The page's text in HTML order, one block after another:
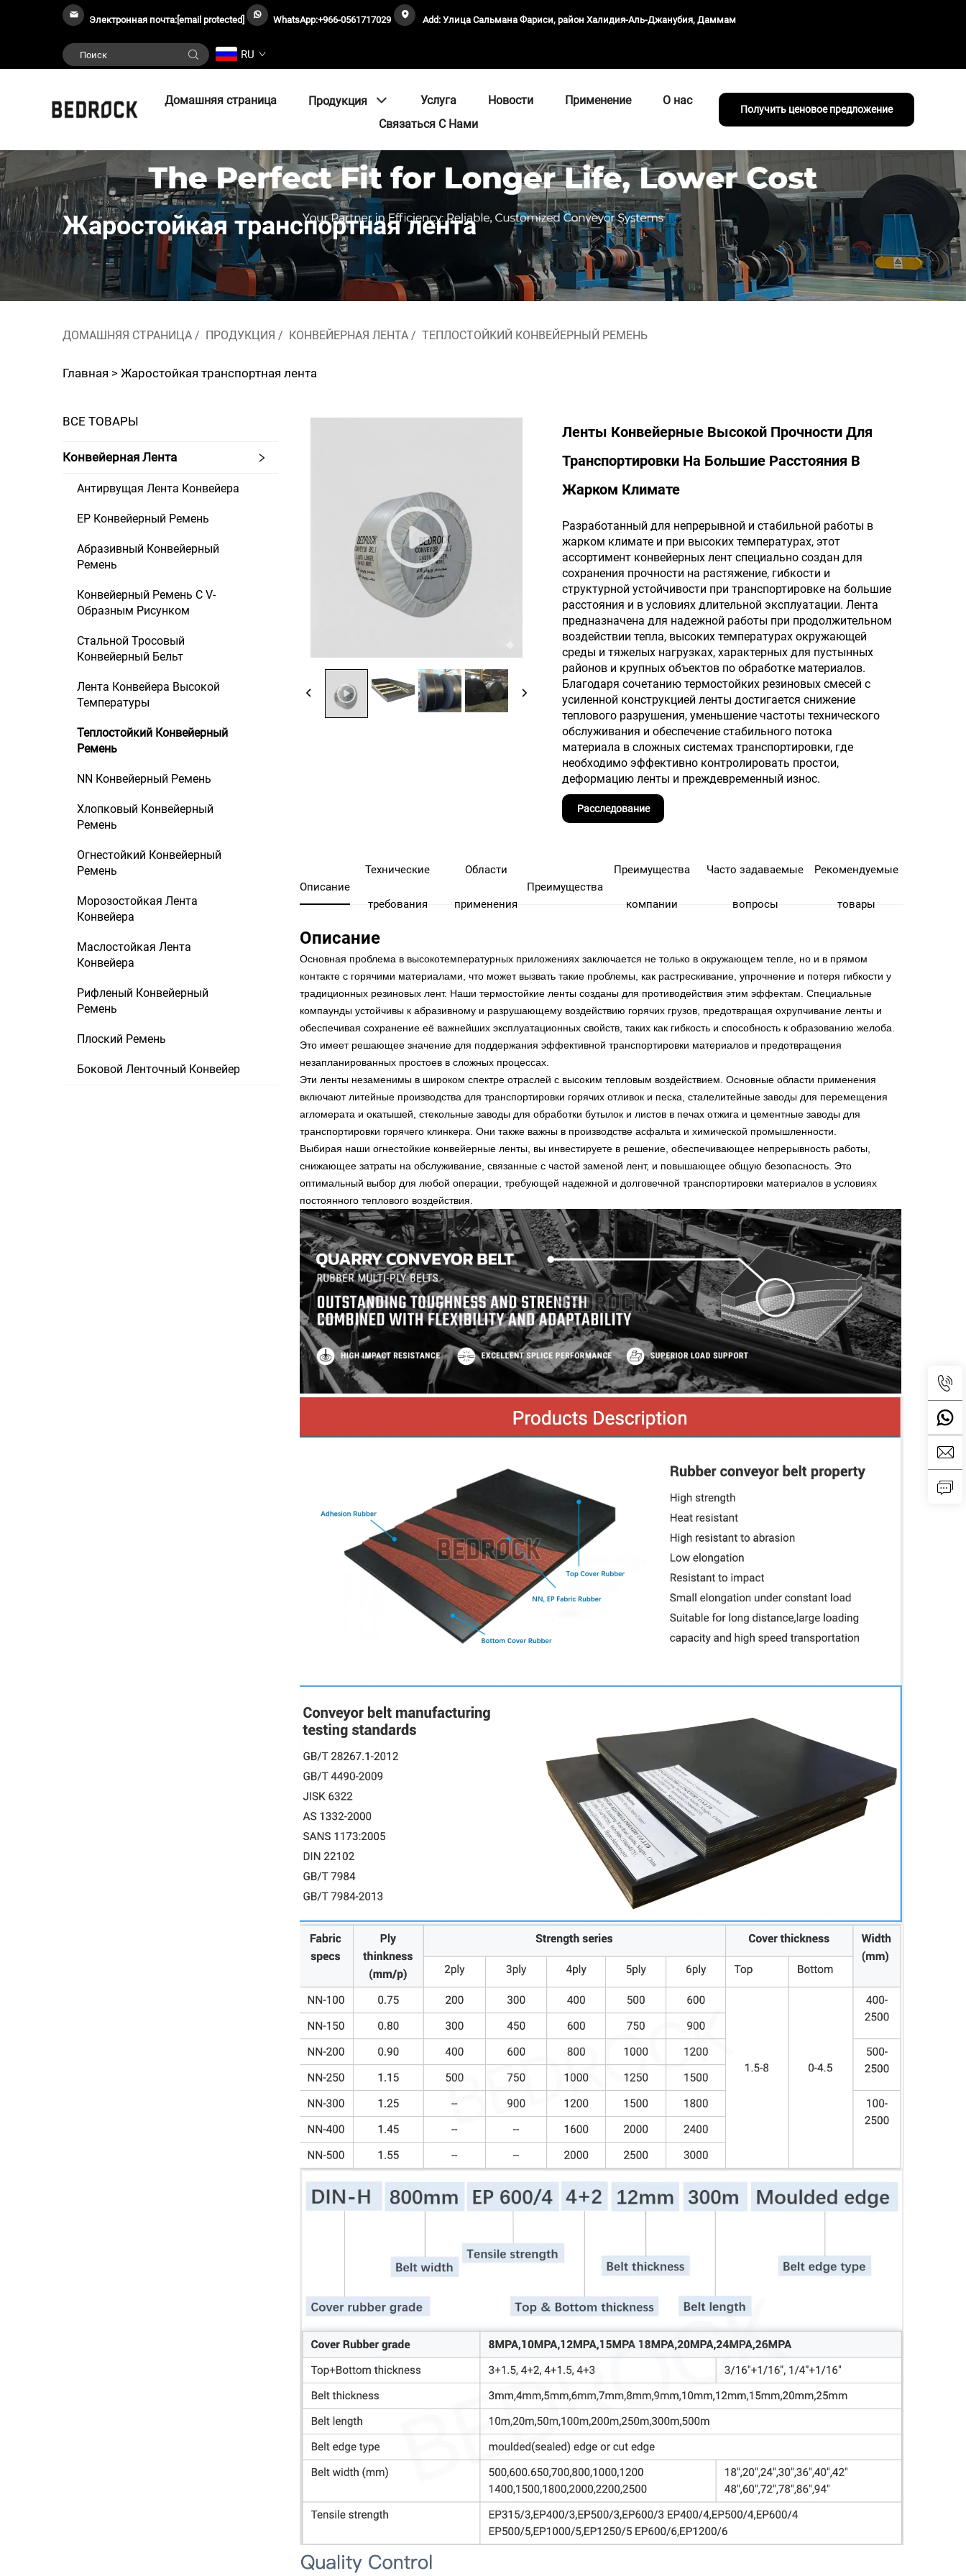
Электронная почта: [email protected] WhatsApp:+966-0561717029 Add: Улица Сальмана Фариси, район Халидия-Аль-Джанубия, Даммам
RU
Домашняя страница Продукция Услуга Новости Применение
О нас
Связаться С Нами
Получить ценовое предложение
Жаростойкая транспортная лента
ДОМАШНЯЯ СТРАНИЦА / ПРОДУКЦИЯ / КОНВЕЙЕРНАЯ ЛЕНТА / ТЕПЛОСТОЙКИЙ КОНВЕЙЕРНЫЙ РЕМЕНЬ
Главная > Жаростойкая транспортная лента
ВСЕ ТОВАРЫ
Конвейерная Лента
Антирвущая Лента Конвейера
EP Конвейерный Ремень
Абразивный Конвейерный
Ремень
Конвейерный Ремень С V-
Образным Рисунком
Стальной Тросовый
Конвейерный Бельт
Лента Конвейера Высокой
Температуры
Теплостойкий Конвейерный
Ремень
NN Конвейерный Ремень
Хлопковый Конвейерный
Ремень
Огнестойкий Конвейерный
Ремень
Морозостойкая Лента
Конвейера
Маслостойкая Лента
Конвейера
Рифленый Конвейерный
Ремень
Плоский Ремень
Боковой Ленточный Конвейер
Ленты Конвейерные Высокой Прочности Для
Транспортировки На Большие Расстояния В
Жарком Климате
Разработанный для непрерывной и стабильной работы в
жарком климате и при высоких температурах, этот
ассортимент конвейерных лент специально создан для
сохранения прочности на растяжение, гибкости и
структурной устойчивости при транспортировке на большие
расстояния и в условиях длительной эксплуатации. Лента
предназначена для надежной работы при продолжительном
воздействии тепла, высоких температурах окружающей
среды и тяжелых нагрузках, характерных для пустынных
районов и крупных объектов по обработке материалов.
Благодаря сочетанию термостойких резиновых смесей с
усиленной конструкцией ленты достигается снижение
теплового разрушения, уменьшение частоты технического
обслуживания и обеспечение стабильного потока
материала в сложных системах транспортировки, где
необходимо эффективно контролировать простои,
деформацию ленты и преждевременный износ.
Расследование
Описание
Технические
требования
Области
применения
Преимущества
Преимущества
компании
Часто задаваемые
вопросы
Рекомендуемые
товары
Описание
Основная проблема в высокотемпературных приложениях заключается не только в окружающем тепле, но и в прямом
контакте с горячими материалами, что может вызвать такие проблемы, как растрескивание, упрочнение и потеря гибкости у
традиционных резиновых лент. Наши термостойкие ленты созданы для противодействия этим эффектам. Специальные
компаунды устойчивы к абразивному и разрушающему воздействию горячих грузов, предотвращая охрупчивание ленты и
обеспечивая сохранение её важнейших эксплуатационных свойств, таких как гибкость и способность к образованию желоба.
Это имеет решающее значение для поддержания эффективной транспортировки материалов и предотвращения
незапланированных простоев в сложных процессах.
Эти ленты незаменимы в широком спектре отраслей с высоким тепловым воздействием. Основные области применения
включают литейные производства для транспортировки горячих отливок и песка, сталелитейные заводы для перемещения
агломерата и окатышей, стекольные заводы для обработки бутылок и листов в печах отжига и цементные заводы для
транспортировки горячего клинкера. Они также важны в производстве асфальта и химической промышленности.
Выбирая наши огнестойкие конвейерные ленты, вы инвестируете в решение, обеспечивающее непрерывность работы,
снижающее затраты на обслуживание, связанные с частой заменой лент, и повышающее общую безопасность. Это
оптимальный выбор для любой операции, требующей надежной и долговечной транспортировки материалов в условиях
постоянного теплового воздействия.